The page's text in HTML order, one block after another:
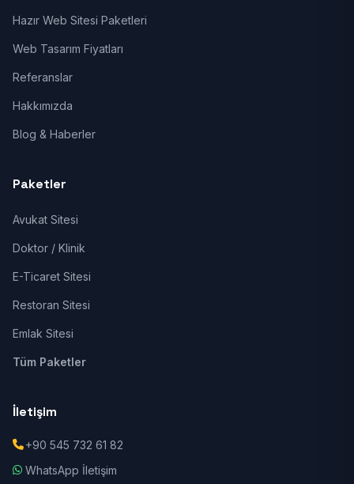
Hazır Web Sitesi Paketleri
Web Tasarım Fiyatları
Referanslar
Hakkımızda
Blog & Haberler
Paketler
Avukat Sitesi
Doktor / Klinik
E-Ticaret Sitesi
Restoran Sitesi
Emlak Sitesi
Tüm Paketler
İletişim
+90 545 732 61 82
WhatsApp İletişim